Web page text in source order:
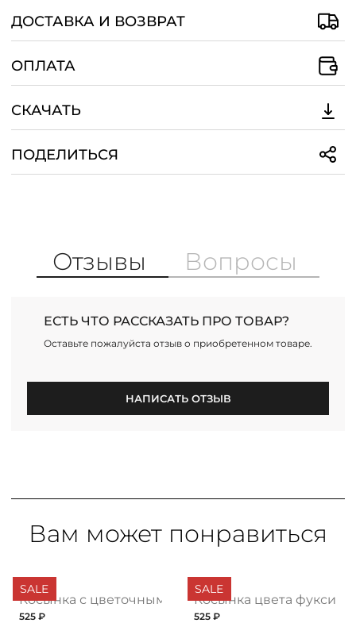
ДОСТАВКА И ВОЗВРАТ
ОПЛАТА
СКАЧАТЬ
ПОДЕЛИТЬСЯ
Отзывы Вопросы
ЕСТЬ ЧТО РАССКАЗАТЬ ПРО ТОВАР?
Оставьте пожалуйста отзыв о приобретенном товаре.
НАПИСАТЬ ОТЗЫВ
Вам может понравиться
SALE
Косынка с цветочным принтом
525 ₽
SALE
Косынка цвета фуксии
525 ₽